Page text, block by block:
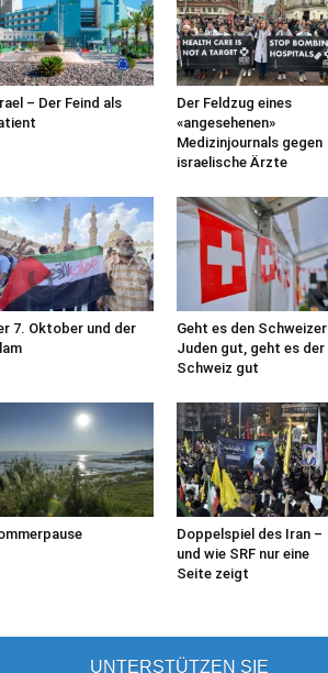
– Der Feind als
Der Feldzug eines
«angesehenen»
Medizinjournals gegen
israelische Ärzte
7. Oktober und der
Geht es den Schweizer
Juden gut, geht es der
Schweiz gut
Doppelspiel des Iran –
und wie SRF nur eine
Seite zeigt
UNTERSTÜTZEN SIE